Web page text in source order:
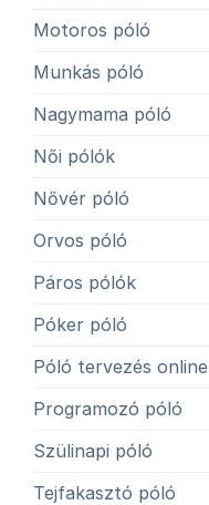
Motoros póló
Munkás póló
Nagymama póló
Női pólók
Nővér póló
Orvos póló
Páros pólók
Póker póló
Póló tervezés online
Programozó póló
Szülinapi póló
Tejfakasztó póló